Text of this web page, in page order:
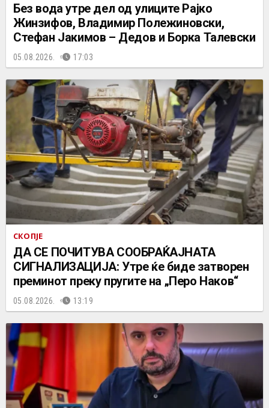
Без вода утре дел од улиците Рајко
Жинзифов, Владимир Полежиновски,
Стефан Јакимов – Дедов и Борка Талевски
05.08.2026. 17:03
СКОПЈЕ
ДА СЕ ПОЧИТУВА СООБРАЌАЈНАТА
СИГНАЛИЗАЦИЈА: Утре ќе биде затворен
преминот преку пругите на „Перо Наков“
05.08.2026. 13:19